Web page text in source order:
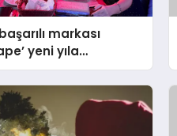
markası
yeni yıla
girdi!